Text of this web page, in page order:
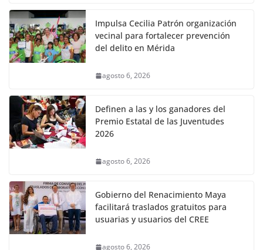
Impulsa Cecilia Patrón organización
vecinal para fortalecer prevención
del delito en Mérida
agosto 6, 2026
Definen a las y los ganadores del
Premio Estatal de las Juventudes
2026
agosto 6, 2026
Gobierno del Renacimiento Maya
facilitará traslados gratuitos para
usuarias y usuarios del CREE
agosto 6, 2026